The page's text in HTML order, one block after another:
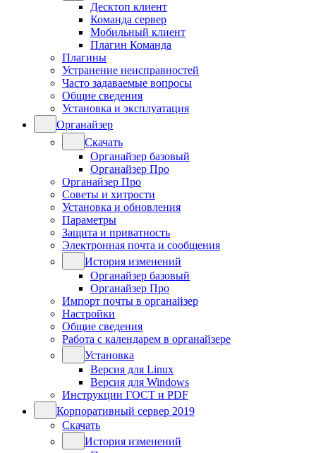
Десктоп клиент
Команда сервер
Мобильный клиент
Плагин Команда
Плагины
Устранение неисправностей
Часто задаваемые вопросы
Общие сведения
Установка и эксплуатация
Органайзер
Скачать
Органайзер базовый
Органайзер Про
Органайзер Про
Советы и хитрости
Установка и обновления
Параметры
Защита и приватность
Электронная почта и сообщения
История изменений
Органайзер базовый
Органайзер Про
Импорт почты в органайзер
Настройки
Общие сведения
Работа с календарем в органайзере
Установка
Версия для Linux
Версия для Windows
Инструкции ГОСТ и PDF
Корпоративный сервер 2019
Скачать
История изменений